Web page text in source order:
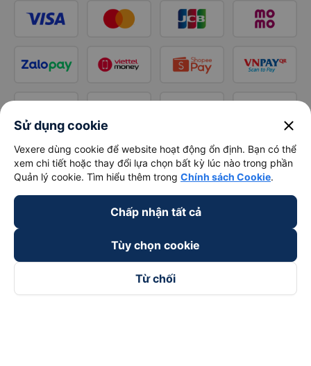
Sử dụng cookie close
Vexere dùng cookie để website hoạt động ổn định. Bạn có thể
xem chi tiết hoặc thay đổi lựa chọn bất kỳ lúc nào trong phần
Quản lý cookie. Tìm hiểu thêm trong Chính sách Cookie.
Chấp nhận tất cả
Tùy chọn cookie
Từ chối